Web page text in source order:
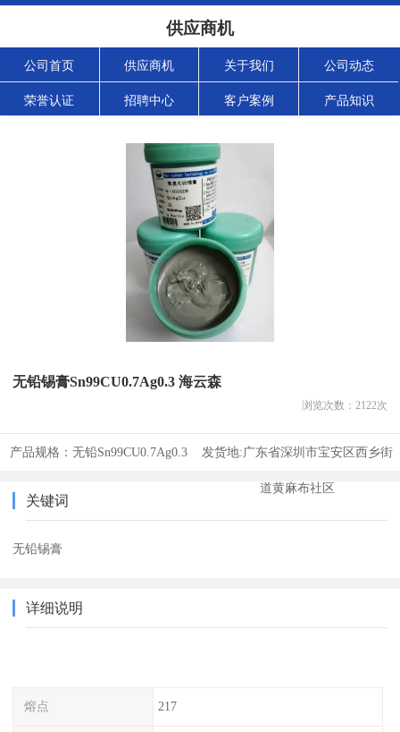
供应商机
公司首页 供应商机 关于我们 公司动态
荣誉认证 招聘中心 客户案例 产品知识
无铅锡膏Sn99CU0.7Ag0.3 海云森
浏览次数： 2122次
产品规格：无铅Sn99CU0.7Ag0.3 发货地:广东省深圳市宝安区西乡街
道黄麻布社区
关键词
无铅锡膏
详细说明
熔点 217